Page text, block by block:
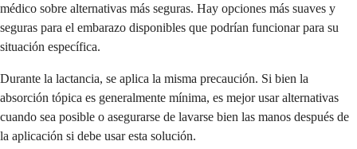
médico sobre alternativas más seguras. Hay opciones más suaves y
seguras para el embarazo disponibles que podrían funcionar para su
situación específica.
Durante la lactancia, se aplica la misma precaución. Si bien la
absorción tópica es generalmente mínima, es mejor usar alternativas
cuando sea posible o asegurarse de lavarse bien las manos después de
la aplicación si debe usar esta solución.